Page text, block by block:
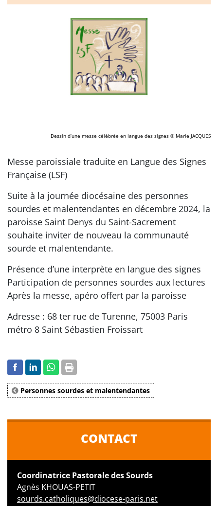
Dessin d’une messe célébrée en langue des signes © Marie JACQUES
Messe paroissiale traduite en Langue des Signes
Française (LSF)
Suite à la journée diocésaine des personnes
sourdes et malentendantes en décembre 2024, la
paroisse Saint Denys du Saint-Sacrement
souhaite inviter de nouveau la communauté
sourde et malentendante.
Présence d’une interprète en langue des signes
Participation de personnes sourdes aux lectures
Après la messe, apéro offert par la paroisse
Adresse : 68 ter rue de Turenne, 75003 Paris
métro 8 Saint Sébastien Froissart
Personnes sourdes et malentendantes
CONTACT
Coordinatrice Pastorale des Sourds
Agnès KHOUAS-PETIT
sourds.catholiques@diocese-paris.net